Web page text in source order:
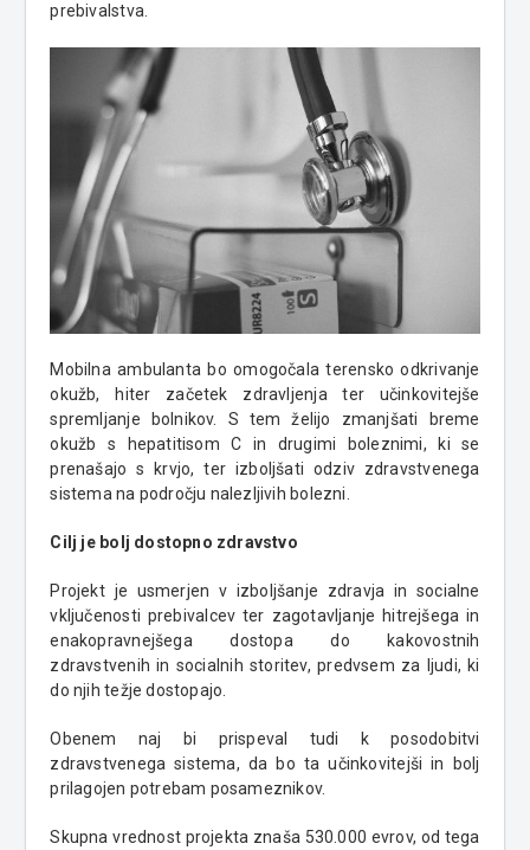
prebivalstva.
Mobilna ambulanta bo omogočala terensko odkrivanje
okužb, hiter začetek zdravljenja ter učinkovitejše
spremljanje bolnikov. S tem želijo zmanjšati breme
okužb s hepatitisom C in drugimi boleznimi, ki se
prenašajo s krvjo, ter izboljšati odziv zdravstvenega
sistema na področju nalezljivih bolezni.
Cilj je bolj dostopno zdravstvo
Projekt je usmerjen v izboljšanje zdravja in socialne
vključenosti prebivalcev ter zagotavljanje hitrejšega in
enakopravnejšega dostopa do kakovostnih
zdravstvenih in socialnih storitev, predvsem za ljudi, ki
do njih težje dostopajo.
Obenem naj bi prispeval tudi k posodobitvi
zdravstvenega sistema, da bo ta učinkovitejši in bolj
prilagojen potrebam posameznikov.
Skupna vrednost projekta znaša 530.000 evrov, od tega